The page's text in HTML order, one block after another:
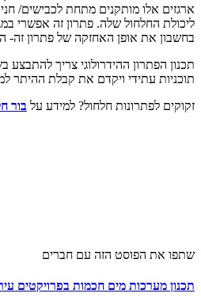
בחשבון את אופן האחזקה של פתרון זה-
תכנון הפתרון ההידרולוגי צריך
תוכניות עתידי ויקדם את קבלת ההיתר
זקוקים לפתרונות חלחול? למידע על בור
שתפו את הפוסט הזה עם חברים
תכנון מערכות מים חכמות בפרויקטים